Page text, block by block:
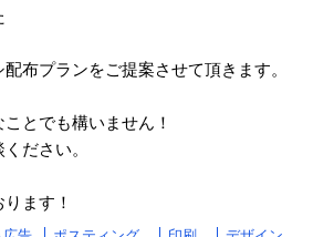
布プランをご提案させて頂きます。
とでも構いません！
ださい。
ます！